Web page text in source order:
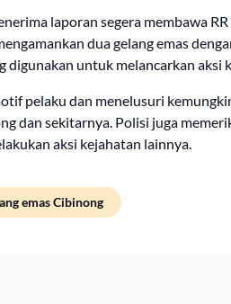
laporan segera membawa
dua gelang emas
digunakan untuk melancarkan aksi
pelaku dan menelusuri
dan sekitarnya. Polisi juga
aksi kejahatan lainnya.
emas Cibinong